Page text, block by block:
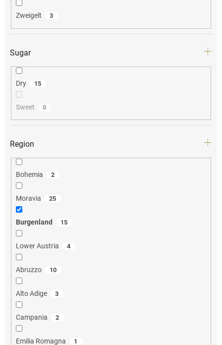
Zweigelt 3
Sugar
Dry 15
Sweet 0
Region
Bohemia 2
Moravia 25
Burgenland 15
Lower Austria 4
Abruzzo 10
Alto Adige 3
Campania 2
Emilia Romagna 1